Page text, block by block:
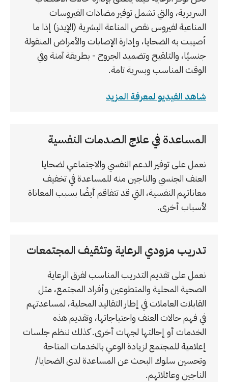
السريرية، والتي تشمل توفير مضادات الفيروسات
المناعية لفيروس نقص المناعة البشرية (الإيدز) إذا ما
أصيبت به الضحايا، وإدارة الإصابات والأمراض المنقولة
جنسيًا، والتلقيح وتضميد الجروح - بطريقة آمنة وفي
الوقت المناسب وبسرية تامة.
شاهد الفيديو لمعرفة المزيد
المساعدة في علاج الصدمات النفسية
نعمل على توفير الدعم النفسي والاجتماعي لضحايا
العنف الجنسي والناجين منه للمساعدة في تخفيف
معاناتهم النفسية، التي قد تتفاقم أيضًا بسبب المعاناة
لأسباب أخرى.
تدريب مزودي الرعاية وتثقيف المجتمعات
نعمل على تقديم التدريب المناسب لفرق الرعاية
الصحية المحلية والمتطوعين وأفراد المجتمع، مثل
القابلات العاملات في إطار التقاليد المحلية، لمساعدتهم
في فهم حالات العنف واحتياجاتها، وتقديم هذه
الخدمات أو إحالتها لجهات أخرى. كذلك ننظم جلسات
إعلامية للمجتمع لزيادة الوعي بالخدمات المتاحة
وتحسين سلوك البحث عن المساعدة لدى الضحايا/
الناجين وعائلاتهم.